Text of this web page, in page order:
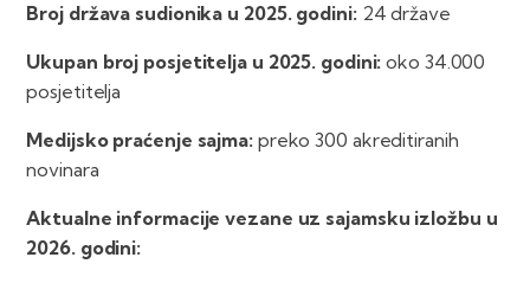
Broj država sudionika u 2025. godini:24 države
Ukupan broj posjetitelja u 2025. godini: oko 34.000
posjetitelja
Medijsko praćenje sajma: preko 300 akreditiranih
novinara
Aktualne informacije vezane uz sajamsku izložbu u
2026. godini: